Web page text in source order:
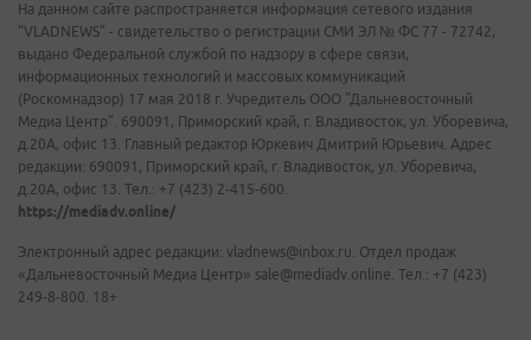
На данном сайте распространяется информация сетевого издания
"VLADNEWS" - свидетельство о регистрации СМИ ЭЛ № ФС 77 - 72742,
выдано Федеральной службой по надзору в сфере связи,
информационных технологий и массовых коммуникаций
(Роскомнадзор) 17 мая 2018 г. Учредитель ООО "Дальневосточный
Медиа Центр". 690091, Приморский край, г. Владивосток, ул. Уборевича,
д.20А, офис 13. Главный редактор Юркевич Дмитрий Юрьевич. Адрес
редакции: 690091, Приморский край, г. Владивосток, ул. Уборевича,
д.20А, офис 13. Тел.: +7 (423) 2-415-600.
https://mediadv.online/
Электронный адрес редакции: vladnews@inbox.ru. Отдел продаж
«Дальневосточный Медиа Центр» sale@mediadv.online. Тел.: +7 (423)
249-8-800. 18+